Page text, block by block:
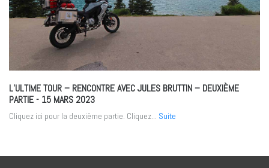
L’ULTIME TOUR – RENCONTRE AVEC JULES BRUTTIN – DEUXIÈME
PARTIE- 15 MARS 2023
Cliquez ici pour la deuxième partie. Cliquez... Suite